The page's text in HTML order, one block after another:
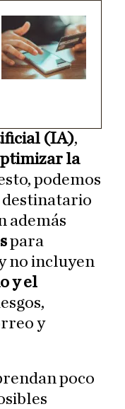
(IA),
la
podemos
además
para
no incluyen
y el
y
poco